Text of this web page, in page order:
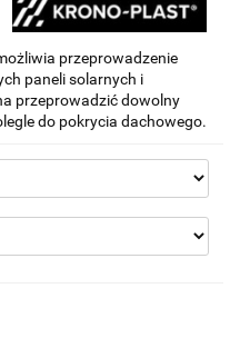
przeprowadzenie
paneli solarnych i
przeprowadzić dowolny
do pokrycia dachowego.